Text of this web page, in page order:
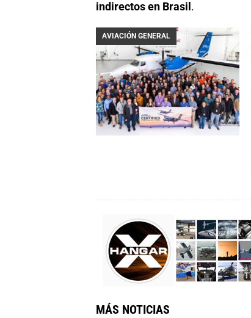
indirectos en Brasil .
AVIACIÓN GENERAL
MÁS NOTICIAS